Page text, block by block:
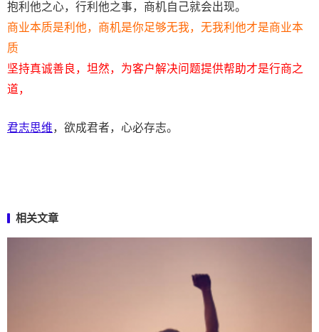
抱利他之心，行利他之事，商机自己就会出现。
商业本质是利他，商机是你足够无我，无我利他才是商业本
质
坚持真诚善良，坦然，为客户解决问题提供帮助才是行商之
道，
君志思维，欲成君者，心必存志。
相关文章